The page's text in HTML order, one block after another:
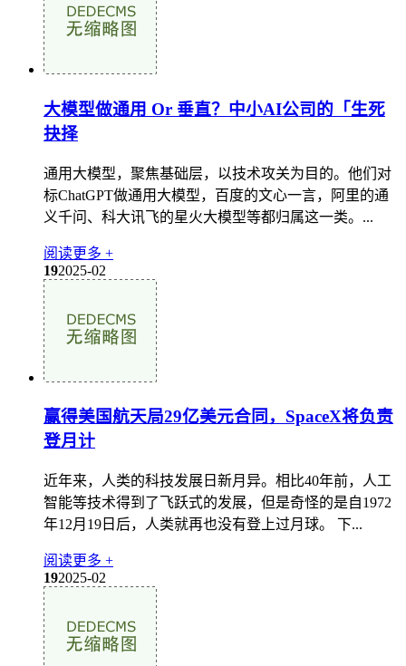
大模型做通用 Or 垂直？中小AI公司的「生死
抉择
通用大模型，聚焦基础层，以技术攻关为目的。他们对
标ChatGPT做通用大模型，百度的文心一言，阿里的通
义千问、科大讯飞的星火大模型等都归属这一类。...
阅读更多 +
192025-02
赢得美国航天局29亿美元合同，SpaceX将负责
登月计
近年来，人类的科技发展日新月异。相比40年前，人工
智能等技术得到了飞跃式的发展，但是奇怪的是自1972
年12月19日后，人类就再也没有登上过月球。 下...
阅读更多 +
192025-02